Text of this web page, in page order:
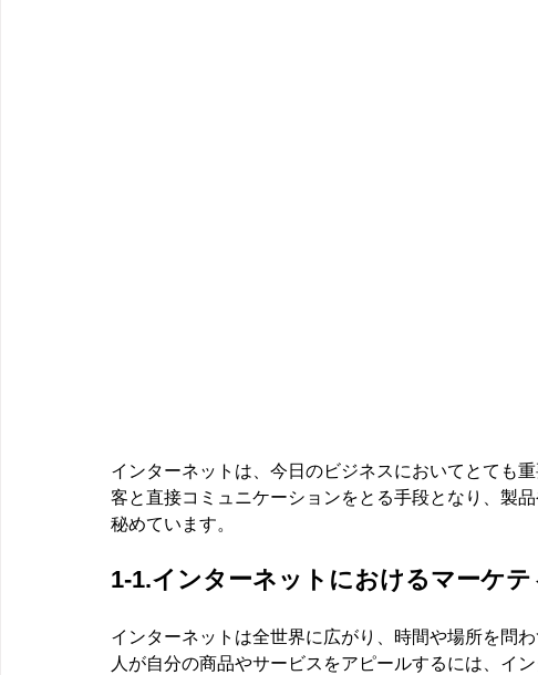
インターネットは、今日のビジネスにおいてとても
客と直接コミュニケーションをとる手段となり、製
秘めています。
1-1.インターネットにおけるマーケ
インターネットは全世界に広がり、時間や場所を問
人が自分の商品やサービスをアピールするには、イ